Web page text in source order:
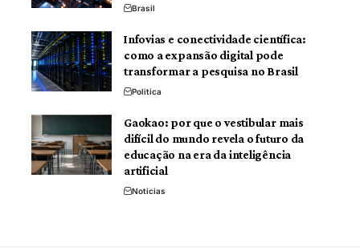
Brasil
Infovias e conectividade científica:
como a expansão digital pode
transformar a pesquisa no Brasil
Politica
Gaokao: por que o vestibular mais
difícil do mundo revela o futuro da
educação na era da inteligência
artificial
Noticias